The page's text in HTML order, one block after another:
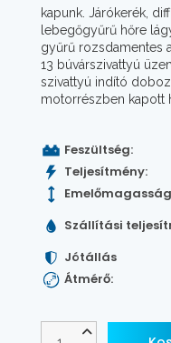
kapunk. Járókerék,
lebegőgyűrű hőre
gyűrű rozsdamentes
13 búvárszivattyú
szivattyú indító
motorrészben kapott
Feszültség:
Teljesítmény:
Szállítási
Jótállás
Átmérő: